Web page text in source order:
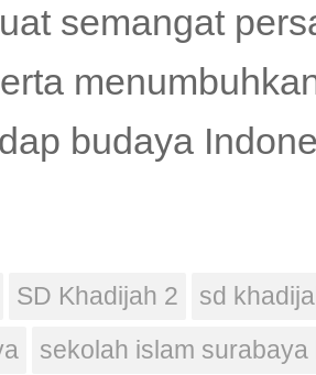
semangat
budaya
SD Khadijah 2
sd
sekolah islam surabaya